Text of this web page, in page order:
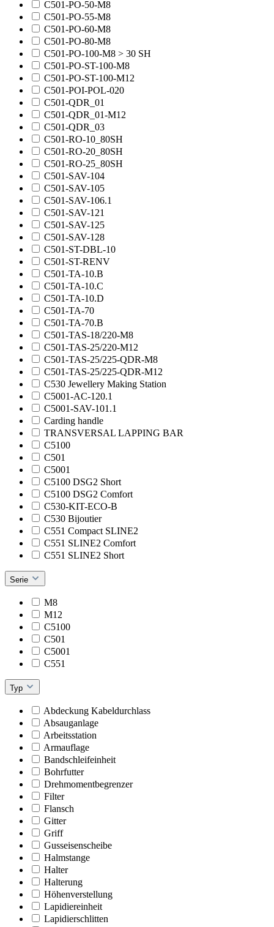
C501-PO-50-M8
C501-PO-55-M8
C501-PO-60-M8
C501-PO-80-M8
C501-PO-100-M8 > 30 SH
C501-PO-ST-100-M8
C501-PO-ST-100-M12
C501-POI-POL-020
C501-QDR_01
C501-QDR_01-M12
C501-QDR_03
C501-RO-10_80SH
C501-RO-20_80SH
C501-RO-25_80SH
C501-SAV-104
C501-SAV-105
C501-SAV-106.1
C501-SAV-121
C501-SAV-125
C501-SAV-128
C501-ST-DBL-10
C501-ST-RENV
C501-TA-10.B
C501-TA-10.C
C501-TA-10.D
C501-TA-70
C501-TA-70.B
C501-TAS-18/220-M8
C501-TAS-25/220-M12
C501-TAS-25/225-QDR-M8
C501-TAS-25/225-QDR-M12
C530 Jewellery Making Station
C5001-AC-120.1
C5001-SAV-101.1
Carding handle
TRANSVERSAL LAPPING BAR
C5100
C501
C5001
C5100 DSG2 Short
C5100 DSG2 Comfort
C530-KIT-ECO-B
C530 Bijoutier
C551 Compact SLINE2
C551 SLINE2 Comfort
C551 SLINE2 Short
Serie
M8
M12
C5100
C501
C5001
C551
Typ
Abdeckung Kabeldurchlass
Absauganlage
Arbeitsstation
Armauflage
Bandschleifeinheit
Bohrfutter
Drehmomentbegrenzer
Filter
Flansch
Gitter
Griff
Gusseisenscheibe
Halmstange
Halter
Halterung
Höhenverstellung
Lapidiereinheit
Lapidierschlitten